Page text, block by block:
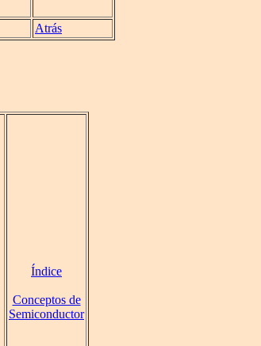
Atrás
Índice
Conceptos de
Semiconductor